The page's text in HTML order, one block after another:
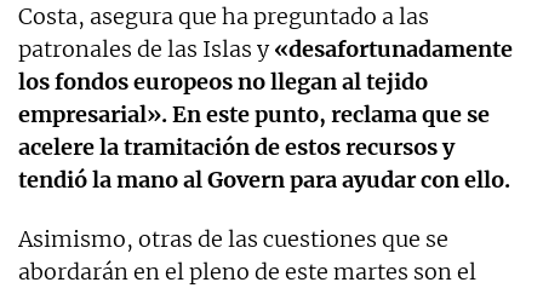
Costa, asegura que ha preguntado a las
patronales de las Islas y«desafortunadamente
los fondos europeos no llegan al tejido
empresarial». En este punto, reclama que se
acelere la tramitación de estos recursos y
tendió la mano al Govern para ayudar con ello.
Asimismo, otras de las cuestiones que se
abordarán en el pleno de este martes son el